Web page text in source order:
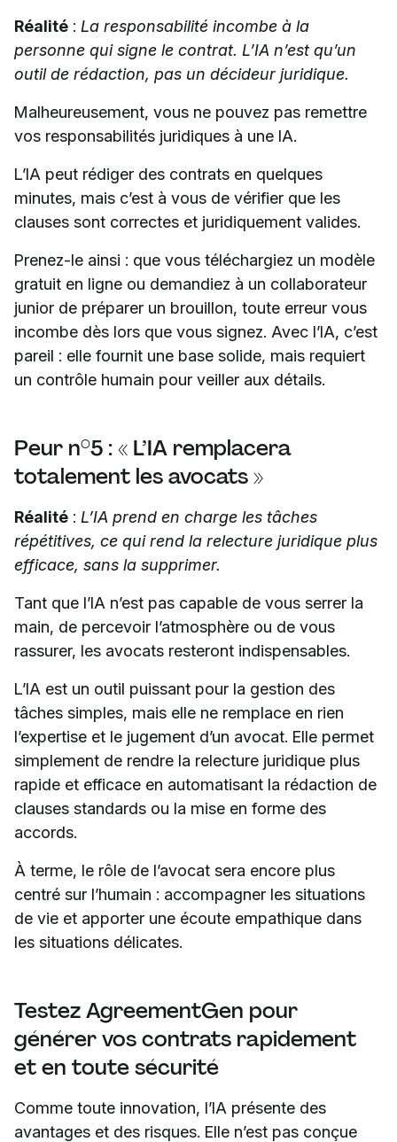
Réalité : La responsabilité incombe à la
personne qui signe le contrat. L’IA n’est qu’un
outil de rédaction, pas un décideur juridique.
Malheureusement, vous ne pouvez pas remettre
vos responsabilités juridiques à une IA.
L’IA peut rédiger des contrats en quelques
minutes, mais c’est à vous de vérifier que les
clauses sont correctes et juridiquement valides.
Prenez-le ainsi : que vous téléchargiez un modèle
gratuit en ligne ou demandiez à un collaborateur
junior de préparer un brouillon, toute erreur vous
incombe dès lors que vous signez. Avec l’IA, c’est
pareil : elle fournit une base solide, mais requiert
un contrôle humain pour veiller aux détails.
Peur n°5 : « L’IA remplacera
totalement les avocats »
Réalité : L’IA prend en charge les tâches
répétitives, ce qui rend la relecture juridique plus
efficace, sans la supprimer.
Tant que l’IA n’est pas capable de vous serrer la
main, de percevoir l’atmosphère ou de vous
rassurer, les avocats resteront indispensables.
L’IA est un outil puissant pour la gestion des
tâches simples, mais elle ne remplace en rien
l’expertise et le jugement d’un avocat. Elle permet
simplement de rendre la relecture juridique plus
rapide et efficace en automatisant la rédaction de
clauses standards ou la mise en forme des
accords.
À terme, le rôle de l’avocat sera encore plus
centré sur l’humain : accompagner les situations
de vie et apporter une écoute empathique dans
les situations délicates.
Testez AgreementGen pour
générer vos contrats rapidement
et en toute sécurité
Comme toute innovation, l’IA présente des
avantages et des risques. Elle n’est pas conçue